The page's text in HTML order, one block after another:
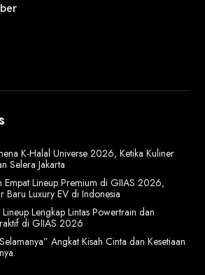
K-Halal Universe 2026, Ketika Kuliner
Selera Jakarta
Empat Lineup Premium di GIIAS 2026,
Baru Luxury EV di Indonesia
Lengkap Lintas Powertrain dan
di GIIAS 2026
Angkat Kisah Cinta dan Kesetiaan